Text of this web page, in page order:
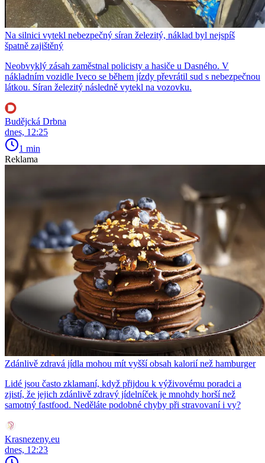
Na silnici vytekl nebezpečný síran železitý, náklad byl nejspíš
špatně zajištěný
Neobvyklý zásah zaměstnal policisty a hasiče u Dasného. V
nákladním vozidle Iveco se během jízdy převrátil sud s nebezpečnou
látkou. Síran železitý následně vytekl na vozovku.
Budějcká Drbna
dnes, 12:25
1 min
Reklama
Zdánlivě zdravá jídla mohou mít vyšší obsah kalorií než hamburger
Lidé jsou často zklamaní, když přijdou k výživovému poradci a
zjistí, že jejich zdánlivě zdravý jídelníček je mnohdy horší než
samotný fastfood. Neděláte podobné chyby při stravovaní i vy?
Krasnezeny.eu
dnes, 12:23